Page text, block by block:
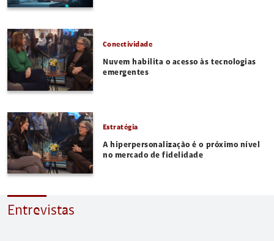
Conectividade
Nuvem habilita o acesso às tecnologias
emergentes
Estratégia
A hiperpersonalização é o próximo nível
no mercado de fidelidade
Entrevistas